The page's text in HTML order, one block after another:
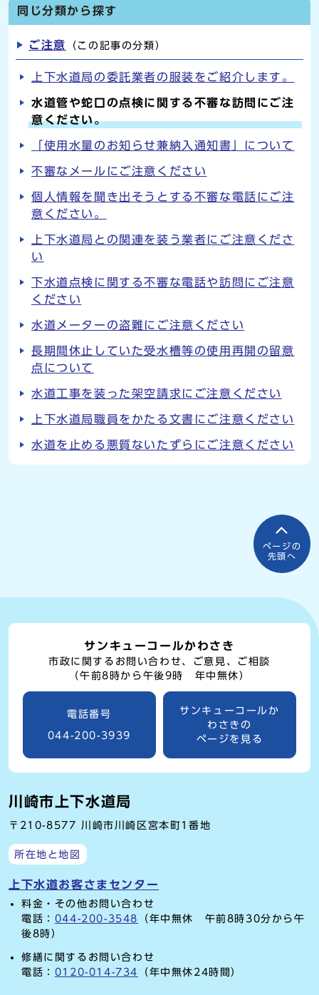
同じ分類から探す
ご注意 （この記事の分類）
上下水道局の委託業者の服装をご紹介します。
水道管や蛇口の点検に関する不審な訪問にご注
意ください。
「使用水量のお知らせ兼納入通知書」について
不審なメールにご注意ください
個人情報を聞き出そうとする不審な電話にご注
意ください。
上下水道局との関連を装う業者にご注意くださ
い
下水道点検に関する不審な電話や訪問にご注意
ください
水道メーターの盗難にご注意ください
長期間休止していた受水槽等の使用再開の留意
点について
水道工事を装った架空請求にご注意ください
上下水道局職員をかたる文書にご注意ください
水道を止める悪質ないたずらにご注意ください
ページの
先頭へ
サンキューコールかわさき
市政に関するお問い合わせ、ご意見、ご相談
（午前8時から午後9時 年中無休）
電話番号
044-200-3939
サンキューコールか
わさきの
ページを見る
川崎市上下水道局
〒210-8577 川崎市川崎区宮本町1番地
所在地と地図
上下水道お客さまセンター
料金・その他お問い合わせ
電話： 044-200-3548
（年中無休 午前8時30分から午
後8時）
修繕に関するお問い合わせ
電話： 0120-014-734 （年中無休24時間）